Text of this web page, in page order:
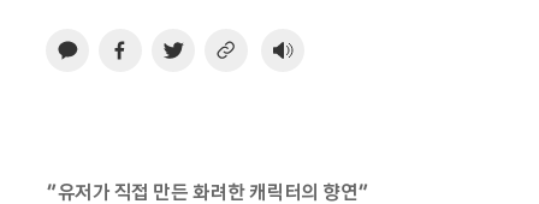
“유저가 직접 만든 화려한 캐릭터의 향연”